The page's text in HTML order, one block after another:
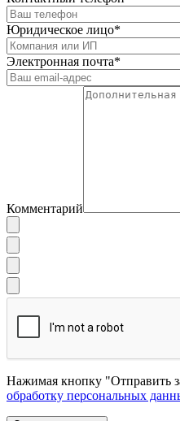
Юридическое лицо*
Электронная почта*
Комментарий
Нажимая кнопку "Отправить
обработку персональных